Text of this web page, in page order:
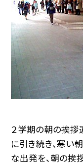
２学期の朝の挨拶
に引き続き、寒い
な出発を、朝の挨